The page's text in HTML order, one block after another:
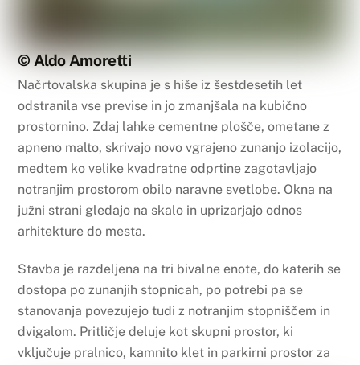
© Aldo Amoretti
Načrtovalska skupina je s hiše iz šestdesetih let
odstranila vse previse in jo zmanjšala na kubično
prostornino. Zdaj lahke cementne plošče, ometane z
apneno malto, skrivajo novo vgrajeno zunanjo izolacijo,
medtem ko velike kvadratne odprtine zagotavljajo
notranjim prostorom obilo naravne svetlobe. Okna na
južni strani gledajo na skalo in uprizarjajo odnos
arhitekture do mesta.
Stavba je razdeljena na tri bivalne enote, do katerih se
dostopa po zunanjih stopnicah, po potrebi pa se
stanovanja povezujejo tudi z notranjim stopniščem in
dvigalom. Pritličje deluje kot skupni prostor, ki
vključuje pralnico, kamnito klet in parkirni prostor za